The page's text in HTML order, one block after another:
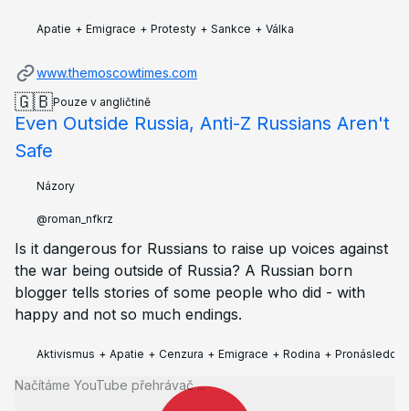
Apatie + Emigrace + Protesty + Sankce + Válka
www.themoscowtimes.com
🇬🇧Pouze v angličtině
Even Outside Russia, Anti-Z Russians Aren't
Safe
Názory
@roman_nfkrz
Is it dangerous for Russians to raise up voices against
the war being outside of Russia? A Russian born
blogger tells stories of some people who did - with
happy and not so much endings.
Aktivismus + Apatie + Cenzura + Emigrace + Rodina +
Načítáme YouTube přehrávač ...